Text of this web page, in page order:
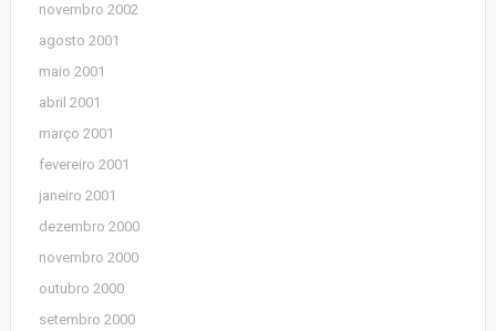
novembro 2002
agosto 2001
maio 2001
abril 2001
março 2001
fevereiro 2001
janeiro 2001
dezembro 2000
novembro 2000
outubro 2000
setembro 2000